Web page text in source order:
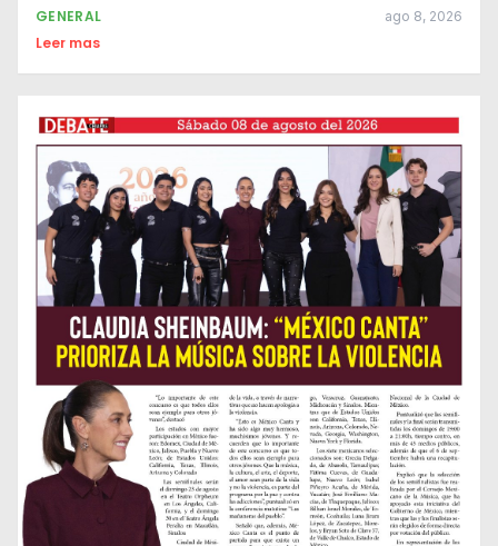
GENERAL ago 8, 2026
Leer mas